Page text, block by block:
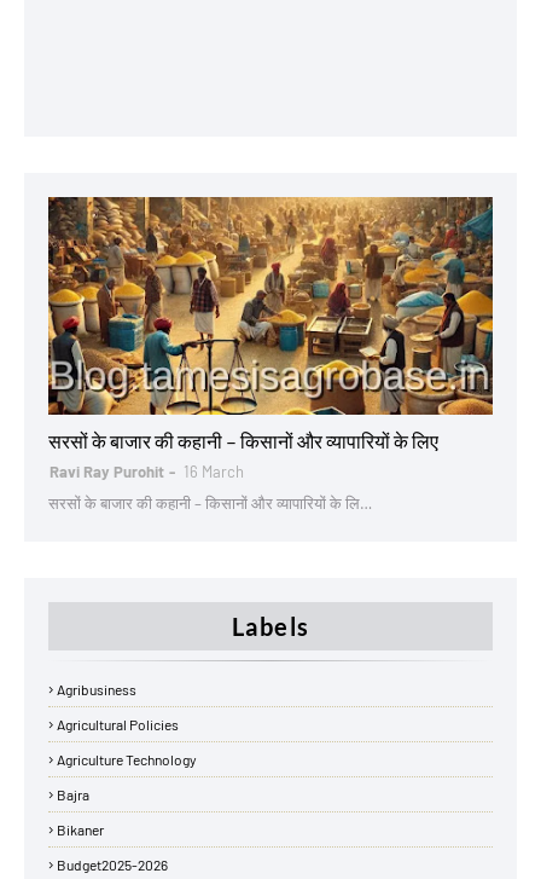
सरसों के बाजार की कहानी – किसानों और व्यापारियों के लिए
Ravi Ray Purohit
16 March
सरसों के बाजार की कहानी – किसानों और व्यापारियों के लि…
Labels
Agribusiness
Agricultural Policies
Agriculture Technology
Bajra
Bikaner
Budget2025-2026